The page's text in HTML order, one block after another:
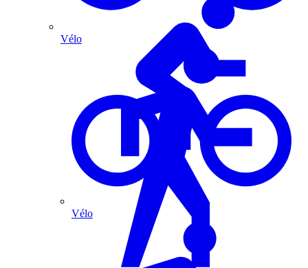
Vélo
Vélo